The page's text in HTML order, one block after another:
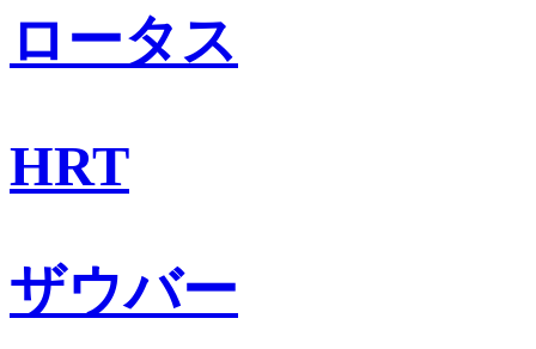
ロータス
HRT
ザウバー